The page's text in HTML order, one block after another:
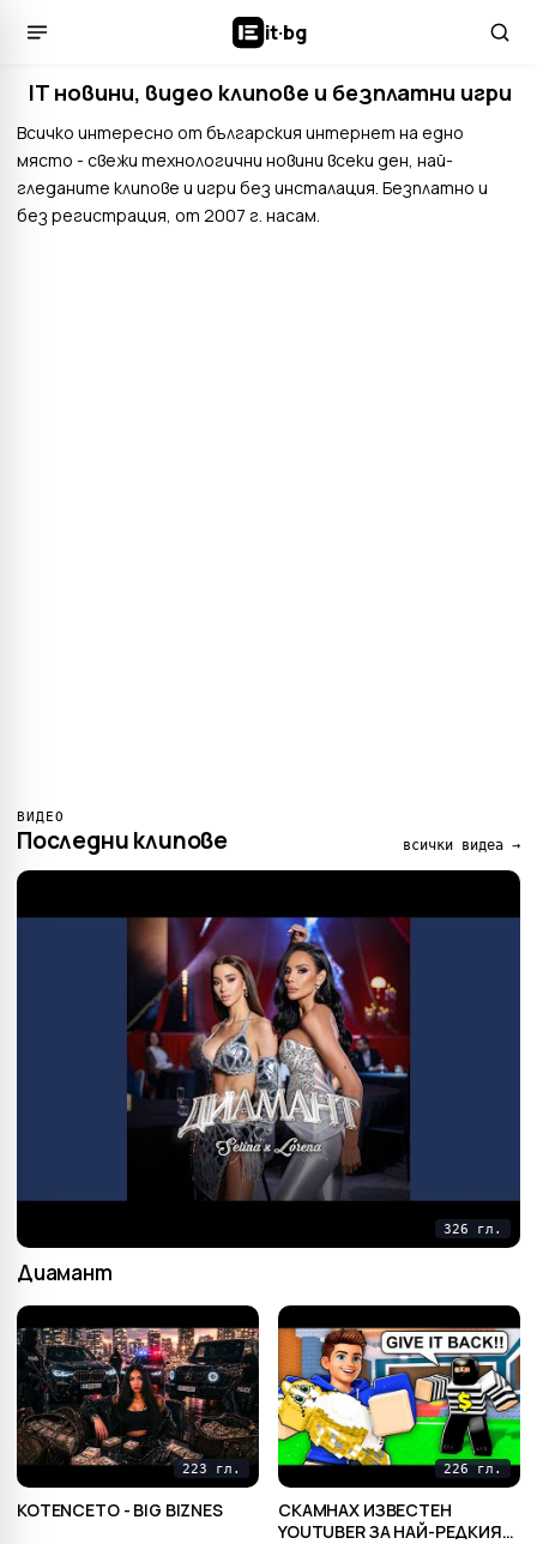
it·bg
IT новини, видео клипове и безплатни игри
Всичко интересно от българския интернет на едно
място - свежи технологични новини всеки ден, най-
гледаните клипове и игри без инсталация. Безплатно и
без регистрация, от 2007 г. насам.
ВИДЕО
Последни клипове всички видеа →
326 гл.
Диамант
223 гл.
KOTENCETO - BIG BIZNES
226 гл.
СКАМНАХ ИЗВЕСТЕН
YOUTUBER ЗА НАЙ-РЕДКИЯ